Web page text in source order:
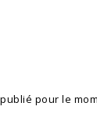
pour le